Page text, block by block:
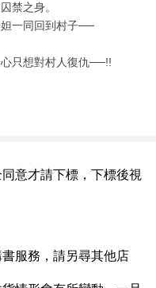
禁之身。
一同回到村子──
只想對村人復仇──!!